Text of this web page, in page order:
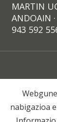
MARTIN
ANDOAIN
943 592
nabigazioa